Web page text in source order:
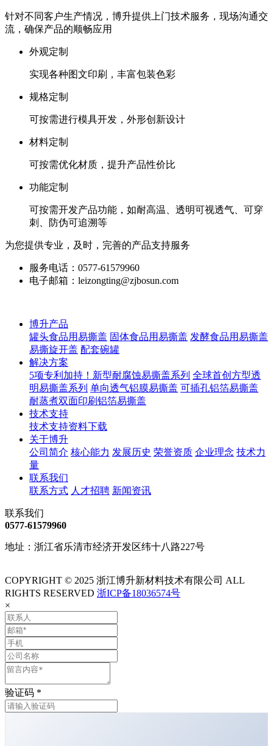
针对不同客户生产情况，博升提供上门技术服务，现场沟通交
流，确保产品的顺畅应用
外观定制
实现各种图文印刷，丰富包装色彩
规格定制
可按需进行模具开发，外形创新设计
材料定制
可按需优化材质，提升产品性价比
功能定制
可按需开发产品功能，如耐高温、透明可视透气、可穿
刺、防伪可追溯等
为您提供专业，及时，完善的产品支持服务
服务电话：0577-61579960
电子邮箱：leizongting@zjbosun.com
博升产品
罐头食品用易撕盖 固体食品用易撕盖 发酵食品用易撕盖
易撕旋开盖 配套碗罐
解决方案
5项专利加持！新型耐腐蚀易撕盖系列 全球首创方型透
明易撕盖系列 单向透气铝膜易撕盖 可插孔铝箔易撕盖
耐蒸煮双面印刷铝箔易撕盖
技术支持
技术支持资料下载
关于博升
公司简介 核心能力 发展历史 荣誉资质 企业理念 技术力
量
联系我们
联系方式 人才招聘 新闻资讯
联系我们
0577-61579960
地址：浙江省乐清市经济开发区纬十八路227号
COPYRIGHT © 2025 浙江博升新材料技术有限公司 ALL
RIGHTS RESERVED 浙ICP备18036574号
×
验证码 *